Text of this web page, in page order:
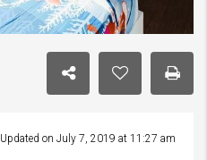
Updated on July 7, 2019 at 11:27 am